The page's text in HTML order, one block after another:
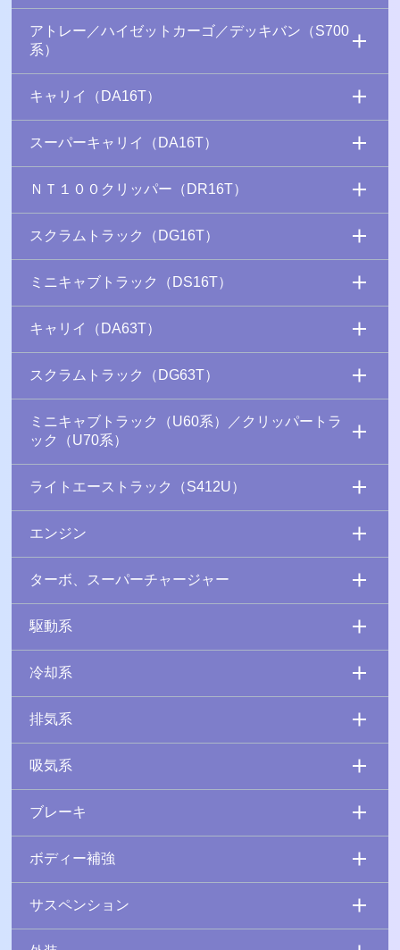
アトレー／ハイゼットカーゴ／デッキバン（S700
系）
キャリイ（DA16T）
スーパーキャリイ（DA16T）
ＮＴ１００クリッパー（DR16T）
スクラムトラック（DG16T）
ミニキャブトラック（DS16T）
キャリイ（DA63T）
スクラムトラック（DG63T）
ミニキャブトラック（U60系）／クリッパートラ
ック（U70系）
ライトエーストラック（S412U）
エンジン
ターボ、スーパーチャージャー
駆動系
冷却系
排気系
吸気系
ブレーキ
ボディー補強
サスペンション